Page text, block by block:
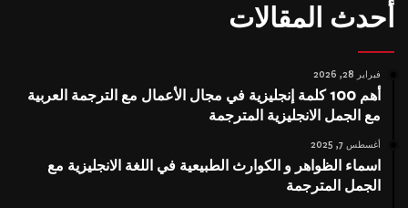
أحدث المقالات
فبراير 28, 2026
أهم 100 كلمة إنجليزية في مجال الأعمال مع الترجمة العربية
مع الجمل الانجليزية المترجمة
أغسطس 7, 2025
اسماء الظواهر و الكوارث الطبيعية في اللغة الانجليزية مع
الجمل المترجمة